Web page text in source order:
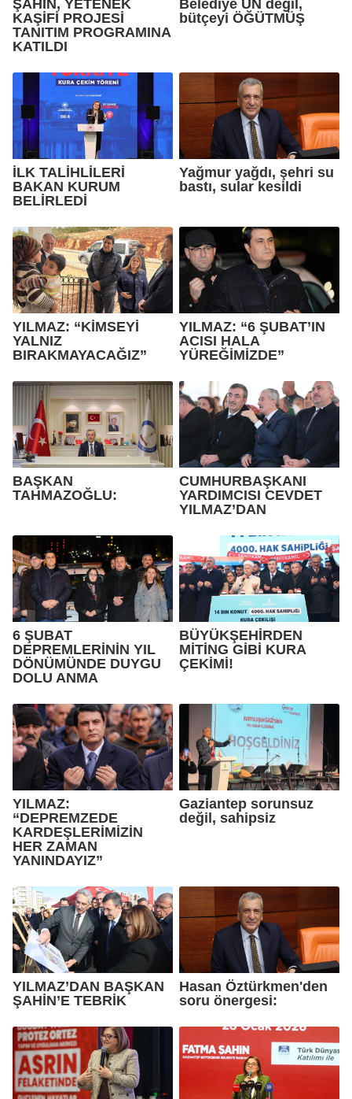
KAŞİFİ PROJESİ
TANITIM PROGRAMINA
KATILDI
bütçeyi ÖĞÜTMÜŞ
İLK TALİHLİLERİ
BAKAN KURUM
BELİRLEDİ
Yağmur yağdı, şehri su
bastı, sular kesildi
YILMAZ: “KİMSEYİ
YALNIZ
BIRAKMAYACAĞIZ”
YILMAZ: “6 ŞUBAT’IN
ACISI HALA
YÜREĞİMİZDE”
BAŞKAN
TAHMAZOĞLU:
CUMHURBAŞKANI
YARDIMCISI CEVDET
YILMAZ’DAN
6 ŞUBAT
DEPREMLERİNİN YIL
DÖNÜMÜNDE DUYGU
DOLU ANMA
BÜYÜKŞEHİRDEN
MİTİNG GİBİ KURA
ÇEKİMİ!
YILMAZ:
“DEPREMZEDE
KARDEŞLERİMİZİN
HER ZAMAN
YANINDAYIZ”
Gaziantep sorunsuz
değil, sahipsiz
YILMAZ’DAN BAŞKAN
ŞAHİN’E TEBRİK
Hasan Öztürkmen'den
soru önergesi: